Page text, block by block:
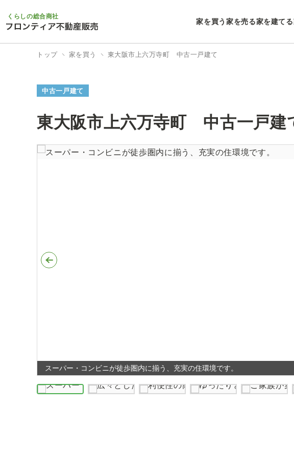
くらしの総合商社
家を買う 家を売る家を建てる
トップ 家を買う 東大阪市上六万寺町 中古一戸建て
中古一戸建て
東大阪市上六万寺町 中古一戸建
スーパー・コンビニが徒歩圏内に揃う、充実の住環境です。